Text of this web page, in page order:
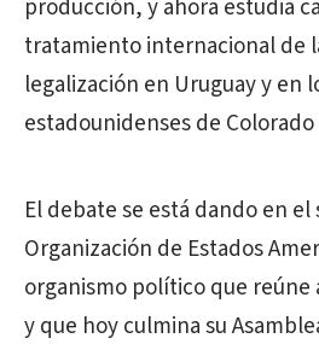
producción, y ahora estudia
tratamiento internacional de
legalización en Uruguay y en
estadounidenses de
El debate se está dando en el
Organización de Estados
organismo político que
y que hoy culmina su